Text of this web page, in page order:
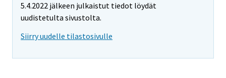
5.4.2022 jälkeen julkaistut tiedot löydät
uudistetulta sivustolta.
Siirry uudelle tilastosivulle